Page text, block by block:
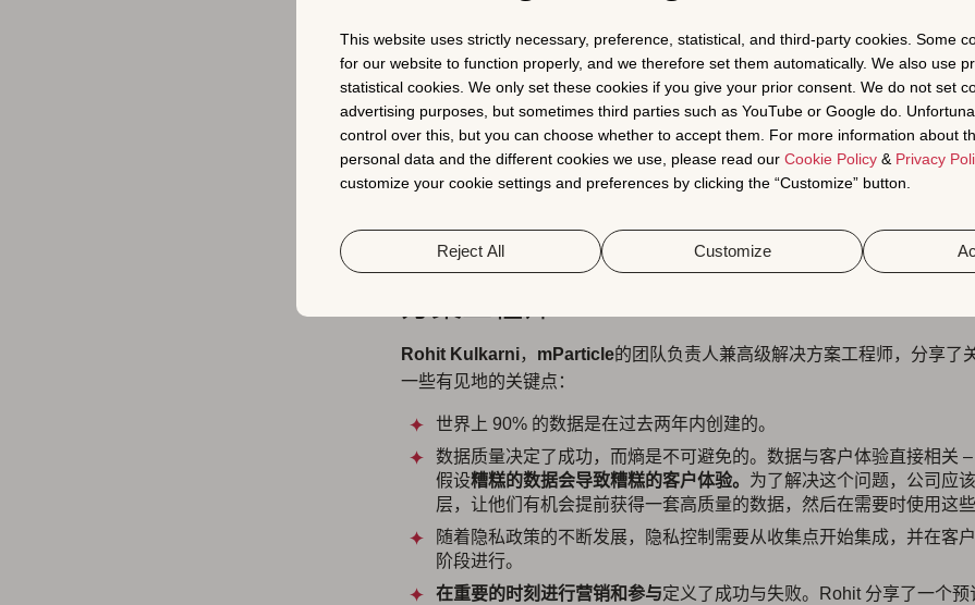
This website uses strictly necessary, preference, statistical, and third-party cookies. Some
for our website to function properly, and we therefore set them automatically. We also use
statistical cookies. We only set these cookies if you give your prior consent. We do not set
advertising purposes, but sometimes third parties such as YouTube or Google do.
control over this, but you can choose whether to accept them. For more information about
personal data and the different cookies we use, please read our Cookie Policy & Privacy
customize your cookie settings and preferences by clicking the “Customize” button.
Reject All Customize
多设备使用。Ally 确认这是业务健康的有力标志，因为这些用户最有
继续与产品互动。
Ally 强调了从第一天起收集数据的重要性，并特别确保数据团队了解业务
出，数据团队应该从第一天起就参与到应用开发中，以努力跟踪正确的行
分享说，Hulu 遵循了这种做法，并在应用发布后的一个月内发现哪些元素
Rohit kulkarni，mParticle 团队负责人兼
Rohit Kulkarni， mParticle的团队负责人兼高级解决方案工程师，分享了
一些有见地的关键点：
世界上 90% 的数据是在过去两年内创建的。
数据质量决定了成功，而熵是不可避免的。数据与客户体验直接相关 –
假设糟糕的数据会导致糟糕的客户体验。 为了解决这个问题，公司应
层，让他们有机会提前获得一套高质量的数据，然后在需要时使用这些
随着隐私政策的不断发展，隐私控制需要从收集点开始集成，并在客
阶段进行。
在重要的时刻进行营销和参与定义了成功与失败。Rohit 分享了一个预